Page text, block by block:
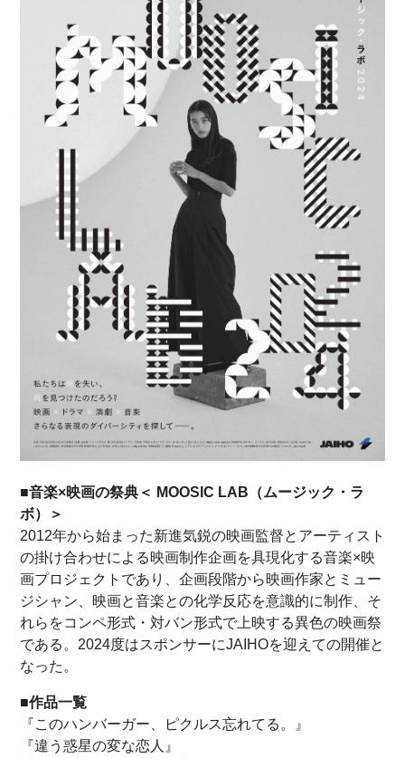
■音楽×映画の祭典＜ MOOSIC LAB（ムージック・ラ
ボ）＞
2012年から始まった新進気鋭の映画監督とアーティスト
の掛け合わせによる映画制作企画を具現化する音楽×映
画プロジェクトであり、企画段階から映画作家とミュー
ジシャン、映画と音楽との化学反応を意識的に制作、そ
れらをコンペ形式・対バン形式で上映する異色の映画祭
である。2024度はスポンサーにJAIHOを迎えての開催と
なった。
■作品一覧
『このハンバーガー、ピクルス忘れてる。』
『違う惑星の変な恋人』